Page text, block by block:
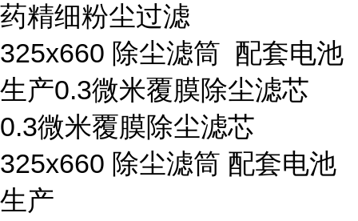
药精细粉尘过滤
325x660 除尘滤筒 配套电池
生产0.3微米覆膜除尘滤芯
0.3微米覆膜除尘滤芯
325x660 除尘滤筒 配套电池
生产